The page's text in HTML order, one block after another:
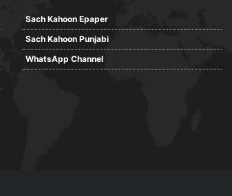
Sach Kahoon Epaper
Sach Kahoon Punjabi
WhatsApp Channel